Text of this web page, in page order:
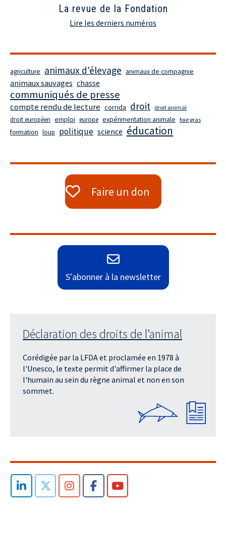
La revue de la Fondation
Lire les derniers numéros
agriculture animaux d'élevage animaux de compagnie
animaux sauvages chasse
communiqués de presse
compte rendu de lecture corrida droit droit animal
droit européen emploi europe expérimentation animale foie gras
formation loup politique science éducation
Faire un don
S'abonner à la newsletter
Déclaration des droits de l’animal
Corédigée par la LFDA et proclamée en 1978 à
l'Unesco, le texte permit d'affirmer la place de
l'humain au sein du règne animal et non en son
sommet.